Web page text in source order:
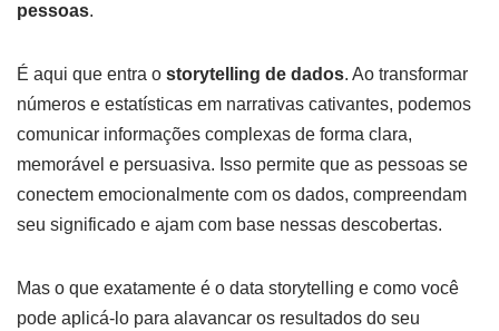
pessoas.
É aqui que entra o storytelling de dados. Ao transformar
números e estatísticas em narrativas cativantes, podemos
comunicar informações complexas de forma clara,
memorável e persuasiva. Isso permite que as pessoas se
conectem emocionalmente com os dados, compreendam
seu significado e ajam com base nessas descobertas.
Mas o que exatamente é o data storytelling e como você
pode aplicá-lo para alavancar os resultados do seu